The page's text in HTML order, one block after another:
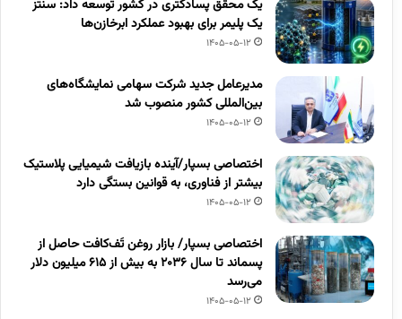
یک محقق پسادکتری در کشور توسعه داد: سنتز
یک پلیمر برای بهبود عملکرد ابرخازن‌ها
1405-05-12
مدیرعامل جدید شرکت سهامی نمایشگاه‌های
بین‌المللی کشور منصوب شد
1405-05-12
اختصاصی بسپار/آینده بازیافت شیمیایی پلاستیک
بیشتر از فناوری، به قوانین بستگی دارد
1405-05-12
اختصاصی بسپار/ بازار روغن تَف‌کافت حاصل از
پسماند تا سال ۲۰۳۶ به بیش از ۶۱۵ میلیون دلار
می‌رسد
1405-05-12